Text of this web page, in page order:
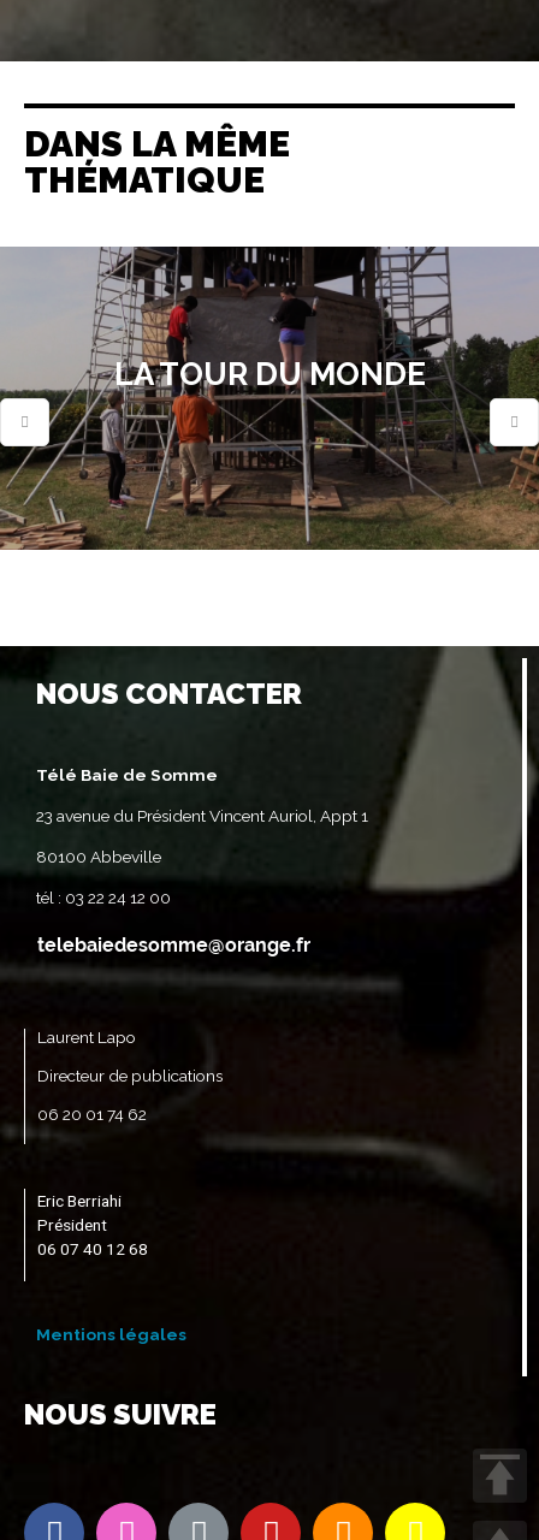
DANS LA MÊME
THÉMATIQUE
LA TOUR DU MONDE
NOUS CONTACTER
Télé Baie de Somme
23 avenue du Président Vincent Auriol, Appt 1
80100 Abbeville
tél : 03 22 24 12 00
Laurent Lapo
Directeur de publications
06 20 01 74 62
Eric Berriahi
Président
06 07 40 12 68
Mentions légales
NOUS SUIVRE